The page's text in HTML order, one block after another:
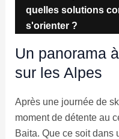
quelles solutions
s'orienter ?
Un panorama
sur les Alpes
Après une journée de
moment de détente au
Baita. Que ce soit dans